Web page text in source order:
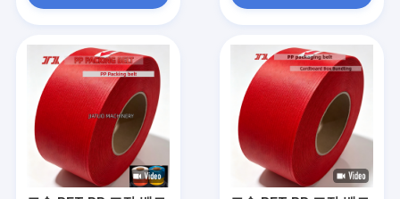
제품
우리 에 관한 것
공장 투어